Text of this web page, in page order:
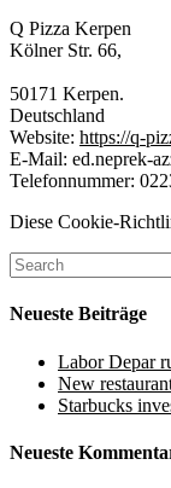
Q Pizza Kerpen
Kölner Str. 66,
50171 Kerpen.
Deutschland
Website: https://q-
E-Mail: ed.neprek-
Telefonnummer:
Diese Cookie-
Neueste Beiträge
Labor Depar
New
Starbucks
Neueste